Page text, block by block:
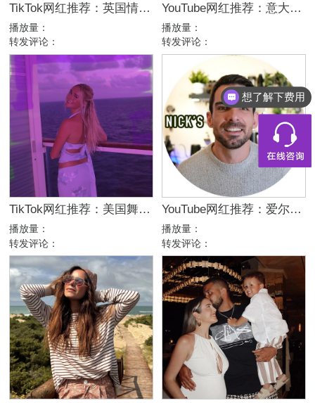
TikTok网红推荐：英国情侣生活旅行博主，互动挑战达人合作
播放量：
转发评论：
YouTube网红推荐：意大利家庭生活美妆护肤尾部博主
播放量：
转发评论：
TikTok网红推荐：美国舞蹈美女娱乐达人资源
播放量：
转发评论：
YouTube网红推荐：爱尔兰咖啡设备测评博主
播放量：
转发评论：
想了解下费用